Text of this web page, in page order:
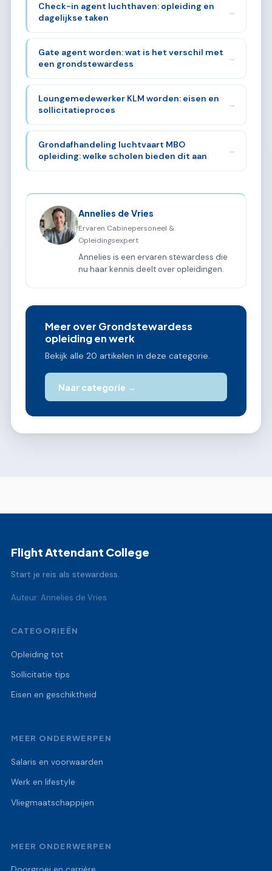
Check-in agent luchthaven: opleiding en
dagelijkse taken
→
Gate agent worden: wat is het verschil met
een grondstewardess
→
Loungemedewerker KLM worden: eisen en
sollicitatieproces
→
Grondafhandeling luchtvaart MBO
opleiding: welke scholen bieden dit aan
→
Annelies de Vries
Ervaren Cabinepersoneel &
Opleidingsexpert
Annelies is een ervaren stewardess die
nu haar kennis deelt over opleidingen.
Meer over Grondstewardess
opleiding en werk
Bekijk alle 20 artikelen in deze categorie.
Naar categorie →
Flight Attendant College
Start je reis als stewardess.
Auteur: Annelies de Vries
CATEGORIEËN
Opleiding tot
Sollicitatie tips
Eisen en geschiktheid
MEER ONDERWERPEN
Salaris en voorwaarden
Werk en lifestyle
Vliegmaatschappijen
MEER ONDERWERPEN